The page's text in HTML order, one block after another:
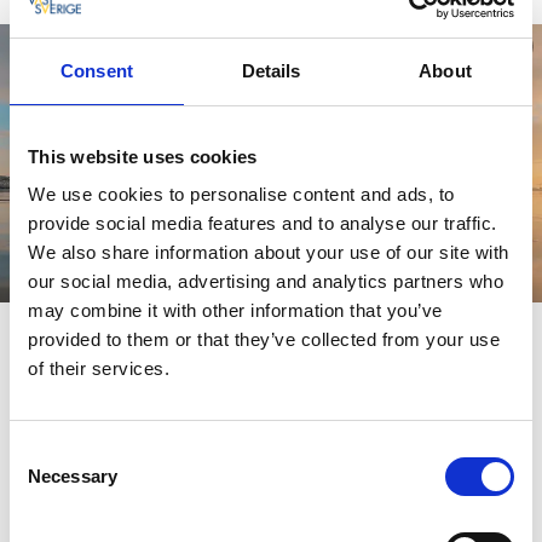
Consent Details About
This website uses cookies
We use cookies to personalise content and ads, to
provide social media features and to analyse our traffic.
We also share information about your use of our site with
our social media, advertising and analytics partners who
may combine it with other information that you’ve
provided to them or that they’ve collected from your use
of their services.
Selection
Necessary
Tag med Annelie Pompe ud at
vinterbade
Eventyreren og fridykkeren Annelie Pompe giver dig de tips,
ud af sine yndlingssteder til en vinterdukkert i Gøteborgs